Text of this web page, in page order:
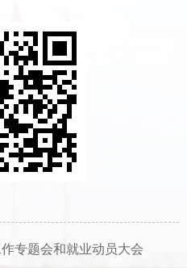
专题会和就业动员大会